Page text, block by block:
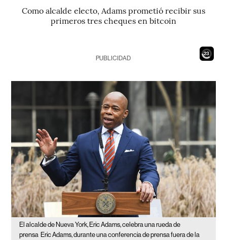
Como alcalde electo, Adams prometió recibir sus
primeros tres cheques en bitcoin
21
PUBLICIDAD
El alcalde de Nueva York, Eric Adams, celebra una rueda de
prensa Eric Adams, durante una conferencia de prensa fuera de la